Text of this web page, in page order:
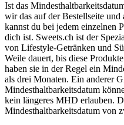
Ist das
wir das auf der Bestellseite
kannst du bei jedem einzelnen
dich ist. Sweets.ch ist der
von Lifestyle-Getränken und
Weile dauert, bis diese
haben sie in der Regel ein
als drei Monaten. Ein anderer
Mindesthaltbarkeitsdatum
kein längeres MHD erlauben.
Mindesthaltbarkeitsdatum von